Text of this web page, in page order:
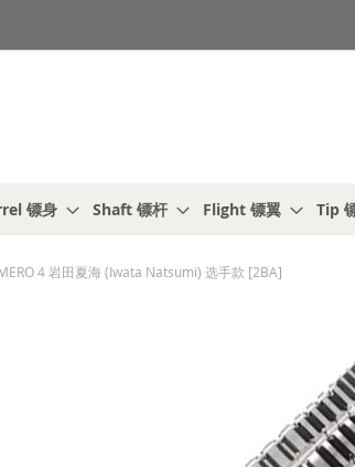
镖身 Shaft 镖杆 Flight 镖翼 Tip
4 岩田夏海 (Iwata Natsumi) 选手款 [2BA]